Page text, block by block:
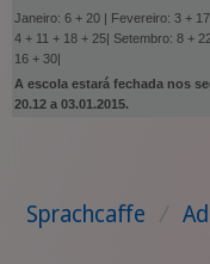
Janeiro: 6 + 20 | Fevereiro: 3 +
4 + 11 + 18 + 25| Setembro: 8 +
16 + 30|
A escola estará fechada nos
20.12 a 03.01.2015.
Sprachcaffe /